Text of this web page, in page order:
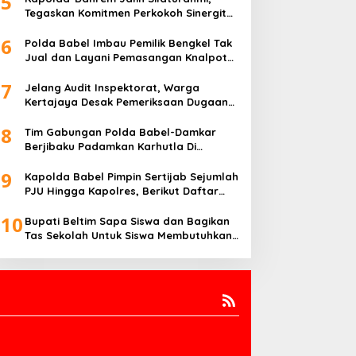
Tegaskan Komitmen Perkokoh Sinergitas
6
Polda Babel Imbau Pemilik Bengkel Tak
Jual dan Layani Pemasangan Knalpot
7
Jelang Audit Inspektorat, Warga
Kertajaya Desak Pemeriksaan Dugaan
Transparan
8
Tim Gabungan Polda Babel-Damkar
Berjibaku Padamkan Karhutla Di
9
Kapolda Babel Pimpin Sertijab Sejumlah
PJU Hingga Kapolres, Berikut Daftar
10 Bupati Beltim Sapa Siswa dan Bagikan
Tas Sekolah Untuk Siswa Membutuhkan,